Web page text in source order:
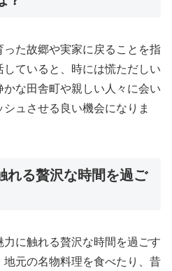
た故郷や実家に戻ることを指
していると、時には慌ただしい
かな田舎町や親しい人々に会い
ュさせる良い機会になりま
れる贅沢な時間を過ご
に触れる贅沢な時間を過ごす
元の名物料理を食べたり、昔